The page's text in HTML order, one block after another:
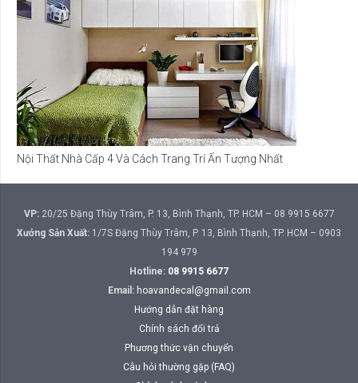
Nội Thất Nhà Cấp 4 Và Cách Trang Trí Ấn Tượng Nhất
VP:20/25 Đặng Thùy Trâm, P. 13, Bình Thạnh, TP. HCM – 08 9915 6677
Xưởng Sản Xuất: 1/7S Đặng Thùy Trâm, P. 13, Bình Thạnh, TP. HCM – 0903
194 979
Hotline: 08 9915 6677
Email: hoavandecal@gmail.com
Hướng dẫn đặt hàng
Chính sách đổi trả
Phương thức vận chuyển
Câu hỏi thường gặp (FAQ)